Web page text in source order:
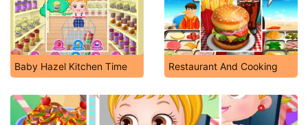
Baby Hazel Kitchen Time Restaurant And Cooking